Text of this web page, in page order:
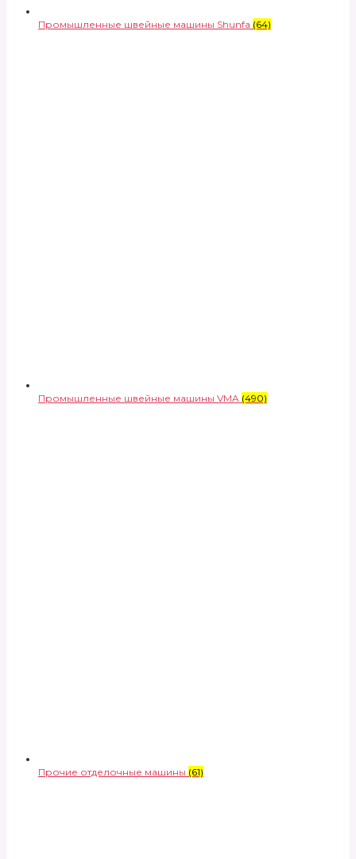
Промышленные швейные машины Shunfa (64)
Промышленные швейные машины VMA (490)
Прочие отделочные машины (61)